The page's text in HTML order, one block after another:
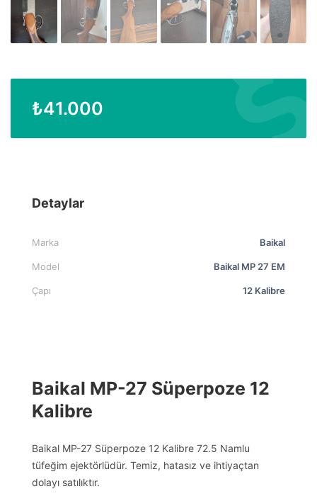
₺41.000
Detaylar
Marka Baikal
Model Baikal MP 27 EM
Çapı 12 Kalibre
Baikal MP-27 Süperpoze 12
Kalibre
Baikal MP-27 Süperpoze 12 Kalibre 72.5 Namlu
tüfeğim ejektörlüdür. Temiz, hatasız ve ihtiyaçtan
dolayı satılıktır.